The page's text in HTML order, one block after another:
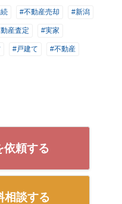
#不動産売却 #新潟
産査定 #実家
#戸建て #不動産
依頼する
相談する